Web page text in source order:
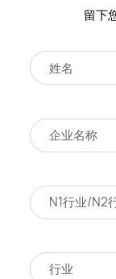
留下
N1行业/N2
行业